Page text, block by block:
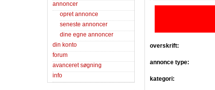
annoncer
opret annonce
seneste annoncer
dine egne annoncer
din konto
forum
avanceret søgning
info
overskrift:
annonce type:
kategori: